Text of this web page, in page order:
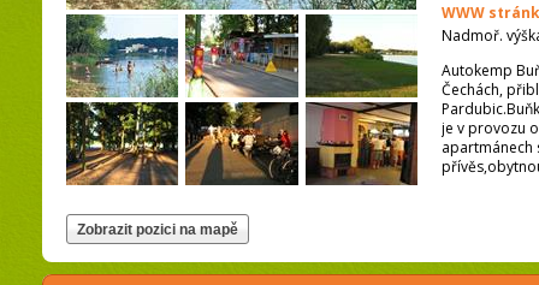
WWW
Nadmoř.
Autokemp
Čechách,
je v provozu
apartmánech